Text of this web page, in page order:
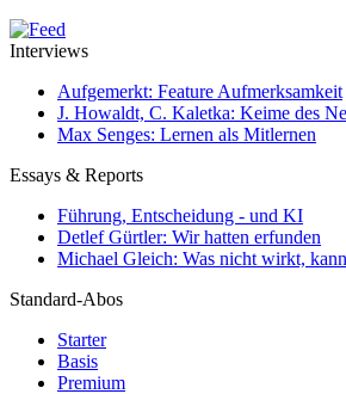
Interviews
Aufgemerkt: Feature Aufmerksamkeit
J. Howaldt, C. Kaletka: Keime des
Max Senges: Lernen als Mitlernen
Essays & Reports
Führung, Entscheidung - und KI
Detlef Gürtler: Wir hatten erfunden
Michael Gleich: Was nicht wirkt,
Standard-Abos
Starter
Basis
Premium